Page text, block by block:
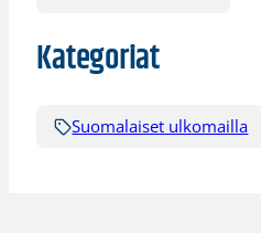
Kategoriat
Suomalaiset ulkomailla